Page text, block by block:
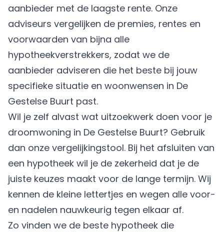
aanbieder met de laagste rente. Onze
adviseurs vergelijken de premies, rentes en
voorwaarden van bijna alle
hypotheekverstrekkers, zodat we de
aanbieder adviseren die het beste bij jouw
specifieke situatie en woonwensen in De
Gestelse Buurt past.
Wil je zelf alvast wat uitzoekwerk doen voor je
droomwoning in De Gestelse Buurt? Gebruik
dan onze vergelijkingstool. Bij het afsluiten van
een hypotheek wil je de zekerheid dat je de
juiste keuzes maakt voor de lange termijn. Wij
kennen de kleine lettertjes en wegen alle voor-
en nadelen nauwkeurig tegen elkaar af.
Zo vinden we de beste hypotheek die